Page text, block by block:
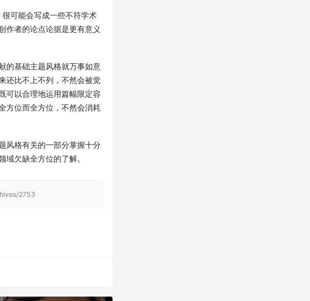
可能会写成一些不符学术
作者的论点论据是更有意义
的基础主题风格就万事如意
还比不上不列，不然会被觉
可以合理地运用篇幅限定容
方位而全方位，不然会消耗
风格有关的一部分掌握十分
欠缺全方位的了解。
2753